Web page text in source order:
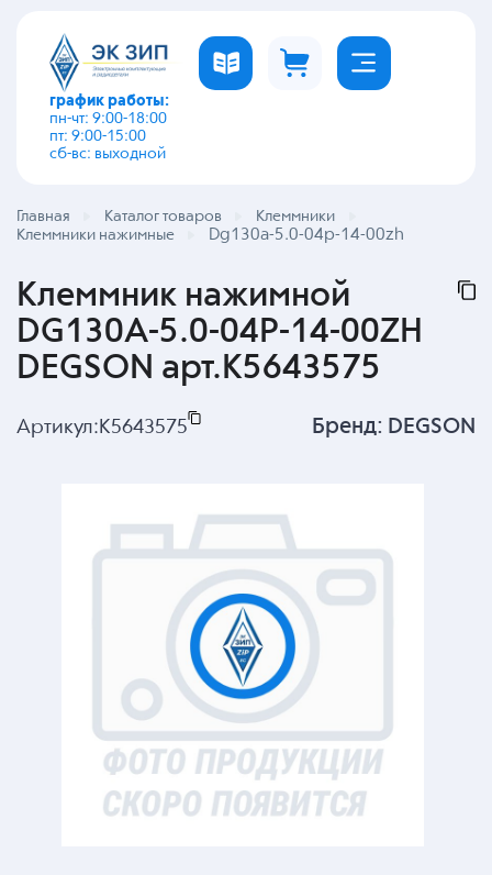
график работы:
пн-чт: 9:00-18:00
пт: 9:00-15:00
сб-вс: выходной
Главная Каталог товаров
Клеммники
Клеммники нажимные
Dg130a-5.0-04p-14-00zh
Клеммник нажимной
DG130A-5.0-04P-14-00ZH
DEGSON арт.K5643575
Артикул: K5643575 Бренд: DEGSON